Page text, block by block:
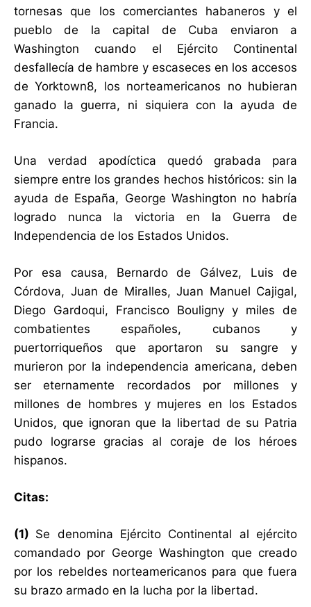
tornesas que los comerciantes habaneros y el
pueblo de la capital de Cuba enviaron a
Washington cuando el Ejército Continental
desfallecía de hambre y escaseces en los accesos
de Yorktown8, los norteamericanos no hubieran
ganado la guerra, ni siquiera con la ayuda de
Francia.
Una verdad apodíctica quedó grabada para
siempre entre los grandes hechos históricos: sin la
ayuda de España, George Washington no habría
logrado nunca la victoria en la Guerra de
Independencia de los Estados Unidos.
Por esa causa, Bernardo de Gálvez, Luis de
Córdova, Juan de Miralles, Juan Manuel Cajigal,
Diego Gardoqui, Francisco Bouligny y miles de
combatientes españoles, cubanos y
puertorriqueños que aportaron su sangre y
murieron por la independencia americana, deben
ser eternamente recordados por millones y
millones de hombres y mujeres en los Estados
Unidos, que ignoran que la libertad de su Patria
pudo lograrse gracias al coraje de los héroes
hispanos.
Citas:
(1) Se denomina Ejército Continental al ejército
comandado por George Washington que creado
por los rebeldes norteamericanos para que fuera
su brazo armado en la lucha por la libertad.